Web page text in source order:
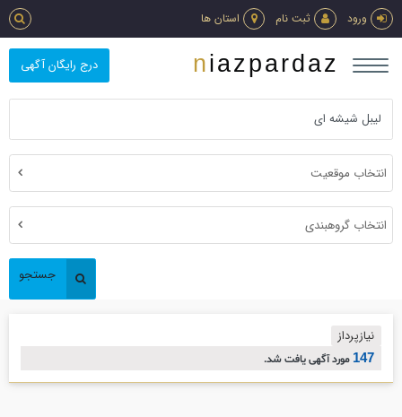
ورود ثبت نام استان ها
درج رایگان آگهی niazpardaz
انتخاب موقعیت
انتخاب گروهبندی
جستجو
نیازپرداز
147 مورد آگهی یافت شد.